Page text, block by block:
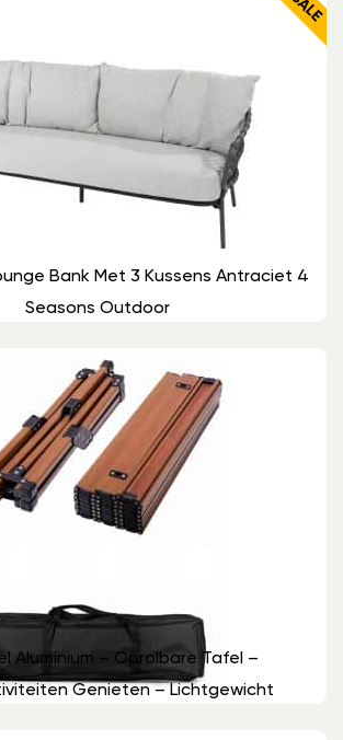
Bank Met 3 Kussens Antraciet 4
Seasons Outdoor
Aluminium – Oprolbare Tafel –
Genieten – Lichtgewicht